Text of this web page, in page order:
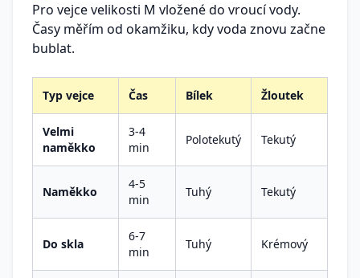
Pro vejce velikosti M vložené do vroucí vody.
Časy měřím od okamžiku, kdy voda znovu začne
bublat.
Typ vejce Čas Bílek Žloutek
Velmi
naměkko
3-4
min
Polotekutý Tekutý
Naměkko
4-5
min
Tuhý Tekutý
Do skla
6-7
min
Tuhý Krémový